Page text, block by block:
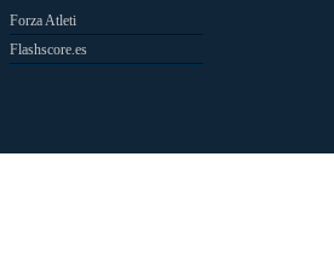
Forza Atleti
Flashscore.es